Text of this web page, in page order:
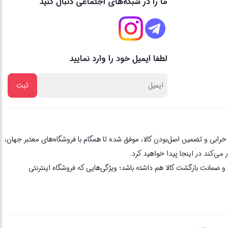
لطفا ایمیل خود را وارد نمایید
یک دهه تجربه، با پایبندی به اصل مشتری مداری ، 3 روز ضمانت بازگشت کالا در صورت خرابی و تضمین اصل‌بودن کالا، موفق شده تا همگام با فروشگاه‌های معتبر جهان،
در اینجا پیدا خواهید کرد.
بازگشت کالا هم داشته باشد؛ ویژگی‌هایی که فروشگاه اینترنتی